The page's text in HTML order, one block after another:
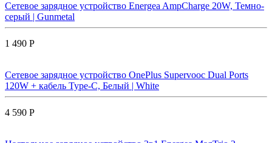
Сетевое зарядное устройство Energea AmpCharge 20W, Темно-
серый | Gunmetal
1 490 Р
Сетевое зарядное устройство OnePlus Supervooc Dual Ports
120W + кабель Type-C, Белый | White
4 590 Р